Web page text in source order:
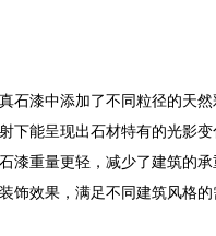
石漆中添加了不同粒径的天
下能呈现出石材特有的光影
漆重量更轻，减少了建筑的
饰效果，满足不同建筑风格